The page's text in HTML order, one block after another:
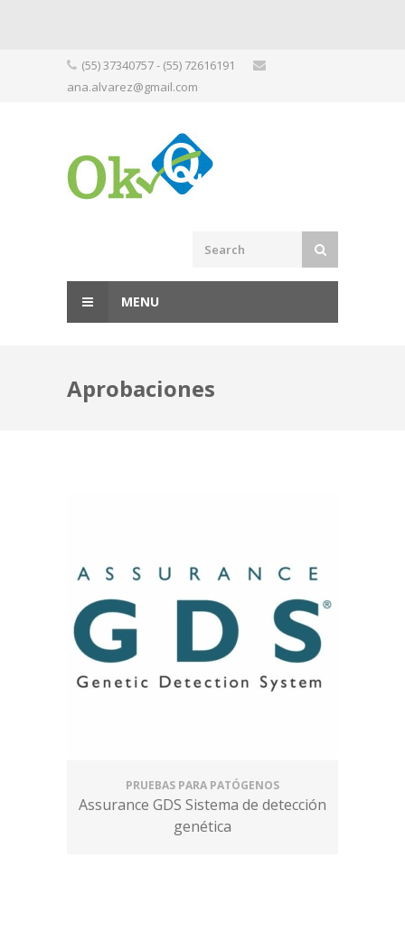
(55) 37340757 - (55) 72616191
ana.alvarez@gmail.com
MENU
Aprobaciones
PRUEBAS PARA PATÓGENOS
Assurance GDS Sistema de detección
genética